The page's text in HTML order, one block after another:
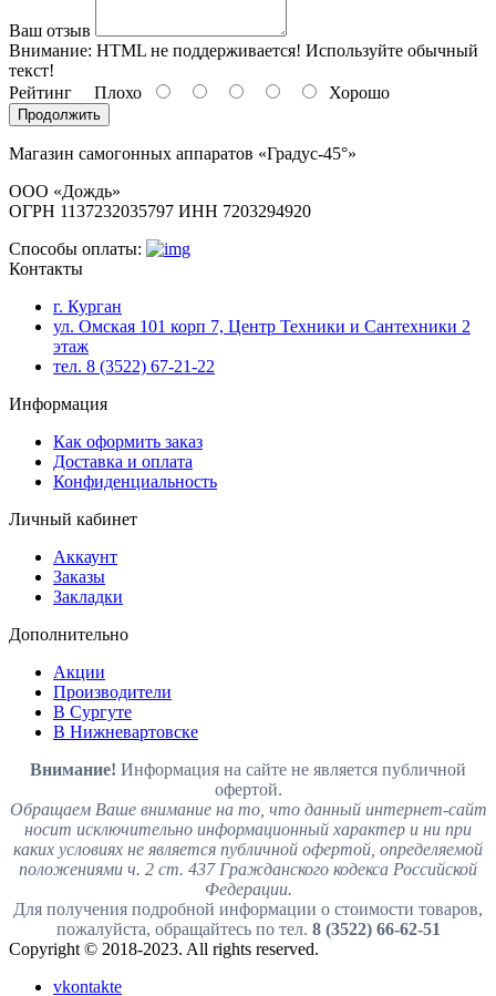
Ваш отзыв
Внимание: HTML не поддерживается! Используйте обычный
текст!
Рейтинг Плохо Хорошо
Продолжить
Магазин самогонных аппаратов «Градус-45°»
ООО «Дождь»
ОГРН 1137232035797 ИНН 7203294920
Способы оплаты:
Контакты
г. Курган
ул. Омская 101 корп 7, Центр Техники и Сантехники 2
этаж
тел. 8 (3522) 67-21-22
Информация
Как оформить заказ
Доставка и оплата
Конфиденциальность
Личный кабинет
Аккаунт
Заказы
Закладки
Дополнительно
Акции
Производители
В Сургуте
В Нижневартовске
Внимание! Информация на сайте не является публичной
офертой.
Обращаем Ваше внимание на то, что данный интернет-сайт
носит исключительно информационный характер и ни при
каких условиях не является публичной офертой, определяемой
положениями ч. 2 ст. 437 Гражданского кодекса Российской
Федерации.
Для получения подробной информации о стоимости товаров,
пожалуйста, обращайтесь по тел. 8 (3522) 66-62-51
Copyright © 2018-2023. All rights reserved.
vkontakte